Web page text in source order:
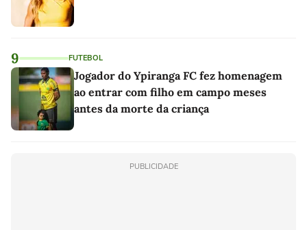
9 FUTEBOL
Jogador do Ypiranga FC fez homenagem
ao entrar com filho em campo meses
antes da morte da criança
PUBLICIDADE